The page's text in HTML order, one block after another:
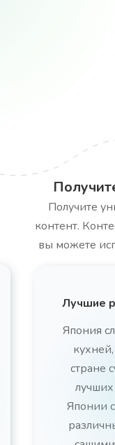
Получите
контент.
вы можете
Лучшие
Япония
стране
Японии